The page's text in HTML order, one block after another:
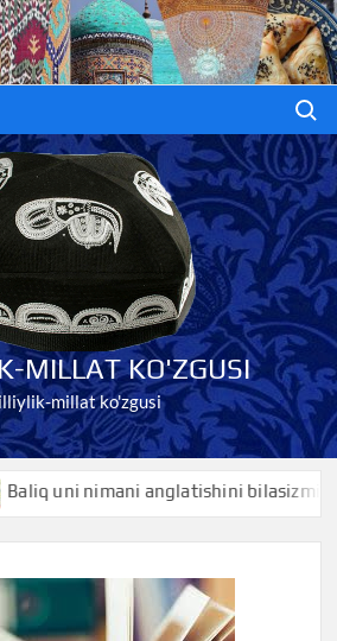
MILLAT KO'ZGUSI
millat ko'zgusi
uni nimani anglatishini bilasizmi